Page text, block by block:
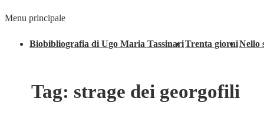
Menu principale
Biobibliografia di Ugo Maria TassinariTrenta giorniNello
Tag: strage dei georgofili